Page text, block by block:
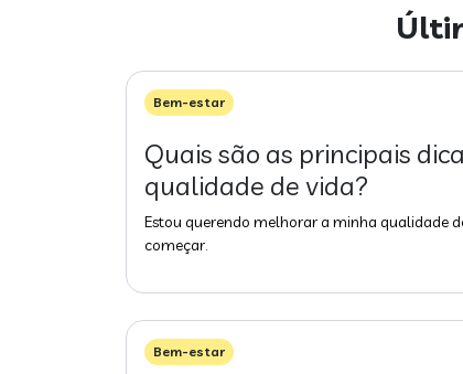
Bem-estar
Quais são as principais
qualidade de vida?
Estou querendo melhorar a minha qualidade
começar.
Bem-estar